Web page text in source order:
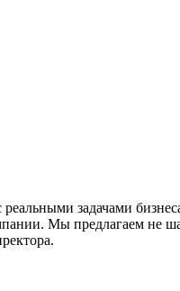
задачами
Мы предлагаем не